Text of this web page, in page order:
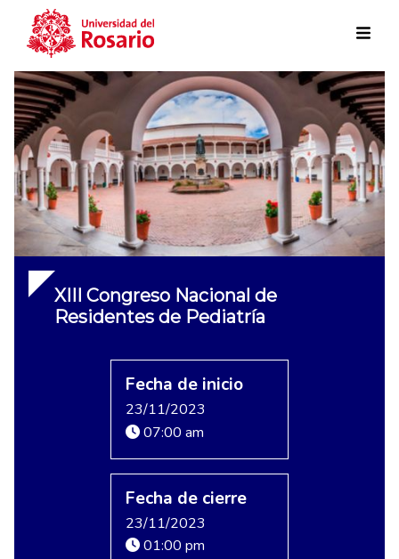
Skip to main content
XIII Congreso Nacional de
Residentes de Pediatría
Fecha de inicio
23/11/2023
07:00 am
Fecha de cierre
23/11/2023
01:00 pm